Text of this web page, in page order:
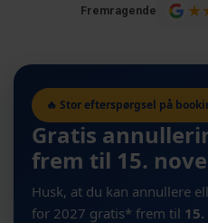
Fremragende ★
🔥 Stor efterspørgsel på
Gratis
frem til 15.
Husk, at du kan annullere
for 2027 gratis* frem til